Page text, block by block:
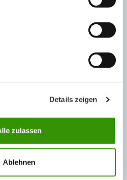
Details zeigen
zulassen
Ablehnen
produkowany w technologii
efekcie termoizolacji